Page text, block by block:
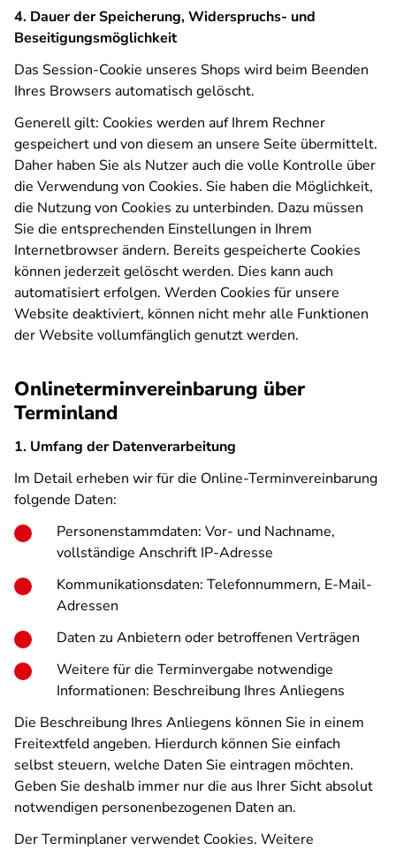
4. Dauer der Speicherung, Widerspruchs- und
Beseitigungsmöglichkeit
Das Session-Cookie unseres Shops wird beim Beenden
Ihres Browsers automatisch gelöscht.
Generell gilt: Cookies werden auf Ihrem Rechner
gespeichert und von diesem an unsere Seite übermittelt.
Daher haben Sie als Nutzer auch die volle Kontrolle über
die Verwendung von Cookies. Sie haben die Möglichkeit,
die Nutzung von Cookies zu unterbinden. Dazu müssen
Sie die entsprechenden Einstellungen in Ihrem
Internetbrowser ändern. Bereits gespeicherte Cookies
können jederzeit gelöscht werden. Dies kann auch
automatisiert erfolgen. Werden Cookies für unsere
Website deaktiviert, können nicht mehr alle Funktionen
der Website vollumfänglich genutzt werden.
Onlineterminvereinbarung über
Terminland
1. Umfang der Datenverarbeitung
Im Detail erheben wir für die Online-Terminvereinbarung
folgende Daten:
Personenstammdaten: Vor- und Nachname,
vollständige Anschrift IP-Adresse
Kommunikationsdaten: Telefonnummern, E-Mail-
Adressen
Daten zu Anbietern oder betroffenen Verträgen
Weitere für die Terminvergabe notwendige
Informationen: Beschreibung Ihres Anliegens
Die Beschreibung Ihres Anliegens können Sie in einem
Freitextfeld angeben. Hierdurch können Sie einfach
selbst steuern, welche Daten Sie eintragen möchten.
Geben Sie deshalb immer nur die aus Ihrer Sicht absolut
notwendigen personenbezogenen Daten an.
Der Terminplaner verwendet Cookies. Weitere